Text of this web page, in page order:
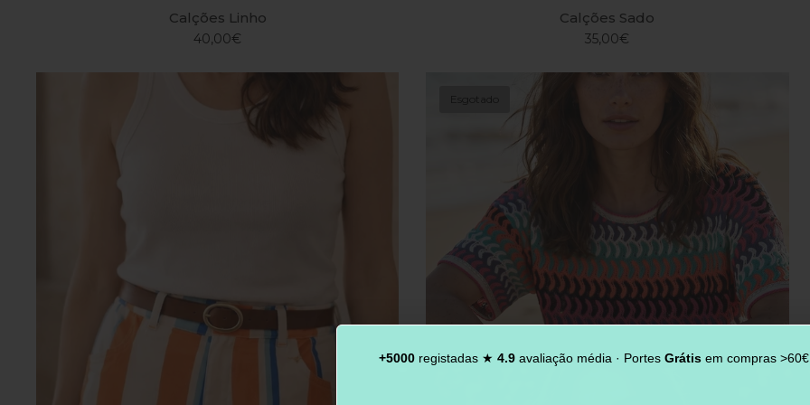
Calções Linho
40,00€
Calções Sado
35,00€
Esgotado
+5000 registadas ★4.9 avaliação média · PortesGrátis em compras >60€